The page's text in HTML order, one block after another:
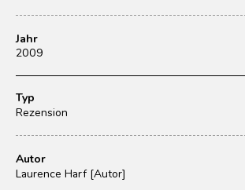
Jahr
2009
Typ
Rezension
Autor
Laurence Harf [Autor]